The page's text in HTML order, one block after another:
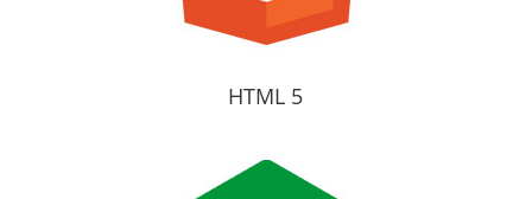
HTML 5